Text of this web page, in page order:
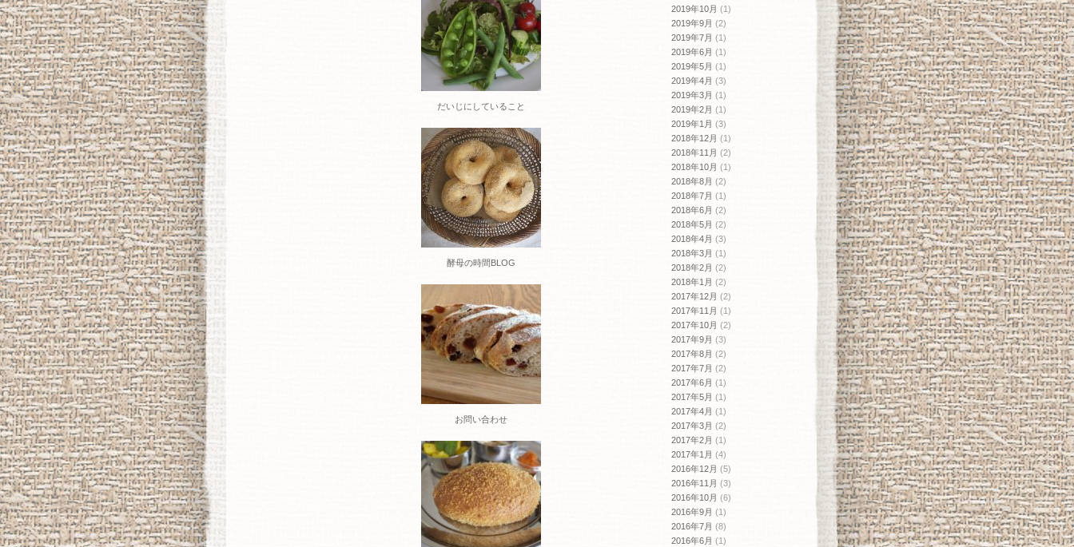
だいじにしていること
酵母の時間BLOG
お問い合わせ
2019年10月 (1)
2019年9月 (2)
2019年7月 (1)
2019年6月 (1)
2019年5月 (1)
2019年4月 (3)
2019年3月 (1)
2019年2月 (1)
2019年1月 (3)
2018年12月 (1)
2018年11月 (2)
2018年10月 (1)
2018年8月 (2)
2018年7月 (1)
2018年6月 (2)
2018年5月 (2)
2018年4月 (3)
2018年3月 (1)
2018年2月 (2)
2018年1月 (2)
2017年12月 (2)
2017年11月 (1)
2017年10月 (2)
2017年9月 (3)
2017年8月 (2)
2017年7月 (2)
2017年6月 (1)
2017年5月 (1)
2017年4月 (1)
2017年3月 (2)
2017年2月 (1)
2017年1月 (4)
2016年12月 (5)
2016年11月 (3)
2016年10月 (6)
2016年9月 (1)
2016年7月 (8)
2016年6月 (1)